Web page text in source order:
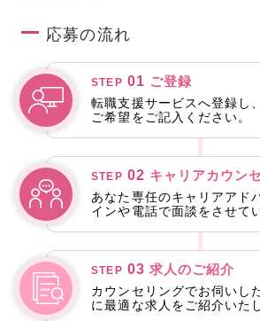
応募の流れ
STEP 01 ご登録
転職支援サービスへ登録し
ご希望をご記入ください。
STEP 02 キャリアカウン
あなた専任のキャリアアド
インや電話で面談をさせて
STEP 03 求人のご紹介
カウンセリングでお伺いし
に最適な求人をご紹介いた